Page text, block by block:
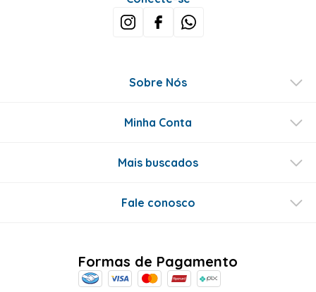
Sobre Nós
Minha Conta
Mais buscados
Fale conosco
Formas de Pagamento